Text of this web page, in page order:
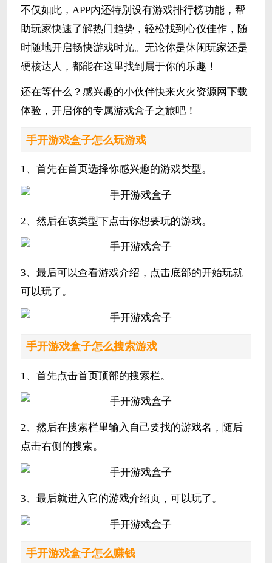
不仅如此，APP内还特别设有游戏排行榜功能，帮
助玩家快速了解热门趋势，轻松找到心仪佳作，随
时随地开启畅快游戏时光。无论你是休闲玩家还是
硬核达人，都能在这里找到属于你的乐趣！
还在等什么？感兴趣的小伙伴快来火火资源网下载
体验，开启你的专属游戏盒子之旅吧！
手开游戏盒子怎么玩游戏
1、首先在首页选择你感兴趣的游戏类型。
2、然后在该类型下点击你想要玩的游戏。
3、最后可以查看游戏介绍，点击底部的开始玩就
可以玩了。
手开游戏盒子怎么搜索游戏
1、首先点击首页顶部的搜索栏。
2、然后在搜索栏里输入自己要找的游戏名，随后
点击右侧的搜索。
3、最后就进入它的游戏介绍页，可以玩了。
手开游戏盒子怎么赚钱